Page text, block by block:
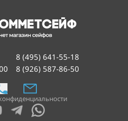
8 (495) 641-55-18
8 (926) 587-86-50